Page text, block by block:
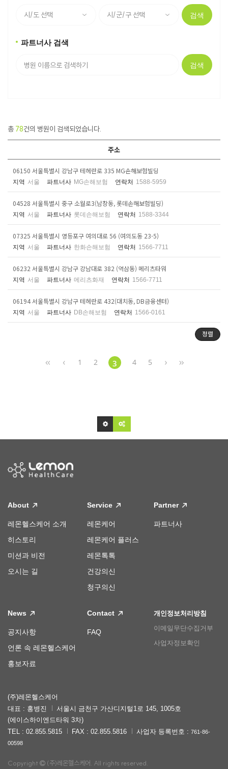
검색
파트너사 검색
검색
총 78건의 병원이 검색되었습니다.
주소
06150 서울특별시 강남구 테헤란로 335 MG손해보험빌딩
지역 서울 파트너사 MG손해보험 연락처 1588-5959
04528 서울특별시 중구 소월로3(남창동, 롯데손해보험빌딩)
지역 서울 파트너사 롯데손해보험 연락처 1588-3344
07325 서울특별시 영등포구 여의대로 56 (여의도동 23-5)
지역 서울 파트너사 한화손해보험 연락처 1566-7711
06232 서울특별시 강남구 강남대로 382 (역삼동) 메리츠타워
지역 서울 파트너사 메리츠화재 연락처 1566-7711
06194 서울특별시 강남구 테헤란로 432(대치동, DB금융센터)
지역 서울 파트너사 DB손해보험 연락처 1566-0161
정렬
1 2 3 4 5
About
레몬헬스케어 소개
히스토리
미션과 비전
오시는 길
Service
레몬케어
레몬케어 플러스
레몬톡톡
건강의신
청구의신
Partner
파트너사
News
공지사항
언론 속 레몬헬스케어
홍보자료
Contact
FAQ
개인정보처리방침
이메일무단수집거부
사업자정보확인
(주)레몬헬스케어
대표 : 홍병진
서울시 금천구 가산디지털1로 145, 1005호
(에이스하이엔드타워 3차)
TEL : 02.855.5815
FAX : 02.855.5816 사업자 등록번호 : 761-86-
00598
Copyright (주)레몬헬스케어. All rights reserved.